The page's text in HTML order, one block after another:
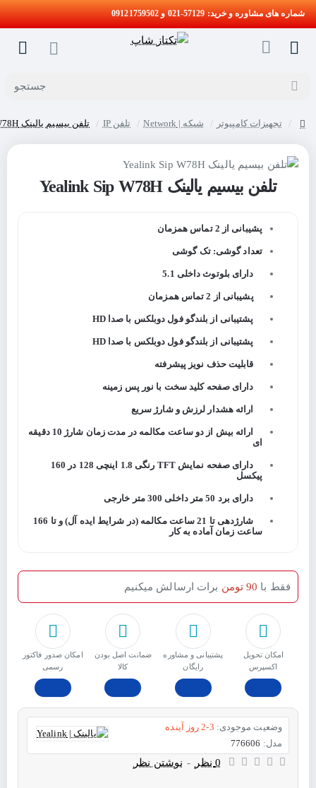
شماره های مشاوره و خرید: 57129-021 و 09121759502
جستجو
تجهیزات کامپیوتر شبکه | Network تلفن IP تلفن بیسیم یالینک Yealink Sip W78H
تلفن بیسیم یالینک Yealink Sip W78H
پشیبانی از 2 تماس همزمان
تعداد گوشی: تک گوشی
دارای بلوتوث داخلی 5.1
پشیبانی از 2 تماس همزمان
پشتیبانی از بلندگو فول دوبلکس با صدا HD
پشتیبانی از بلندگو فول دوبلکس با صدا HD
قابلیت حذف نویز پیشرفته
دارای صفحه کلید سخت با نور پس زمینه
ارائه هشدار لرزش و شارژ سریع
ارائه بیش از دو ساعت مکالمه در مدت زمان شارژ 10 دقیقه
ای
دارای صفحه نمایش TFT رنگی 1.8 اینچی 128 در 160
پیکسل
دارای برد 50 متر داخلی 300 متر خارجی
شارژدهی تا 21 ساعت مکالمه (در شرایط ایده آل) و تا 166
ساعت زمان آماده به کار
امکان تحویل
اکسپرس
پشتیبانی و مشاوره
رایگان
ﺿﻤﺎﻧﺖ اﺻﻞ ﺑﻮدن
ﮐﺎﻟﺎ
امکان صدور فاکتور
رسمی
فقط با 90 تومن برات ارسالش میکنیم
وضعیت موجودی: 2-3 روز آینده
مدل: 776606
0 نظر - نوشتن نظر